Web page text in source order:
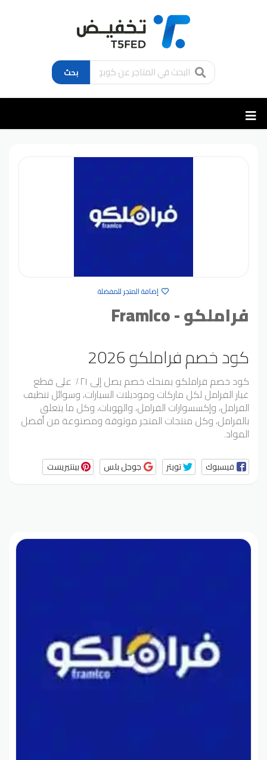
بحث
تخطي
إلى
المحتوى
إضافة المتجر للمفضلة
فراملكو - Framlco
كود خصم فراملكو 2026
كود خصم فراملكو يمنحك خصم يصل إلى ٢١٪ على قطع
غيار الفرامل لكل ماركات وموديلات السيارات، وسوائل تنظيف
الفرامل، وإكسسوارات الفرامل، والهوبات، وكل ما يتعلق
بالفرامل، وكل منتجات المتجر موثوقة ومصنوعة من أفضل
المواد.
فيسبوك تويتر جوجل بلس بينتيريست